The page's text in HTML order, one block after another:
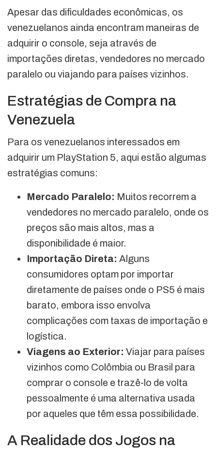
Apesar das dificuldades econômicas, os
venezuelanos ainda encontram maneiras de
adquirir o console, seja através de
importações diretas, vendedores no mercado
paralelo ou viajando para países vizinhos.
Estratégias de Compra na
Venezuela
Para os venezuelanos interessados em
adquirir um PlayStation 5, aqui estão algumas
estratégias comuns:
Mercado Paralelo: Muitos recorrem a
vendedores no mercado paralelo, onde os
preços são mais altos, mas a
disponibilidade é maior.
Importação Direta: Alguns
consumidores optam por importar
diretamente de países onde o PS5 é mais
barato, embora isso envolva
complicações com taxas de importação e
logística.
Viagens ao Exterior: Viajar para países
vizinhos como Colômbia ou Brasil para
comprar o console e trazê-lo de volta
pessoalmente é uma alternativa usada
por aqueles que têm essa possibilidade.
A Realidade dos Jogos na